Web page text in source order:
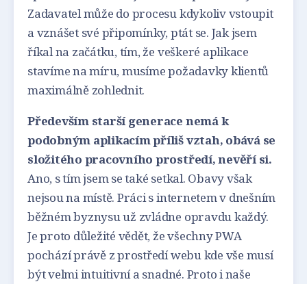
Zadavatel může do procesu kdykoliv vstoupit
a vznášet své připomínky, ptát se. Jak jsem
říkal na začátku, tím, že veškeré aplikace
stavíme na míru, musíme požadavky klientů
maximálně zohlednit.
Především starší generace nemá k
podobným aplikacím příliš vztah, obává se
složitého pracovního prostředí, nevěří si.
Ano, s tím jsem se také setkal. Obavy však
nejsou na místě. Práci s internetem v dnešním
běžném byznysu už zvládne opravdu každý.
Je proto důležité vědět, že všechny PWA
pochází právě z prostředí webu kde vše musí
být velmi intuitivní a snadné. Proto i naše